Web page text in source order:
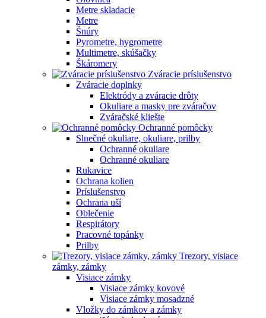
Metre skladacie
Metre
Šnúry
Pyrometre, hygrometre
Multimetre, skúšačky
Škáromery
Zváracie príslušenstvo
Zváracie doplnky
Elektródy a zváracie drôty
Okuliare a masky pre zváračov
Zváračské kliešte
Ochranné pomôcky
Slnečné okuliare, okuliare, prilby
Ochranné okuliare
Ochranné okuliare
Rukavice
Ochrana kolien
Príslušenstvo
Ochrana uší
Oblečenie
Respirátory
Pracovné topánky
Prilby
Trezory, visiace
zámky, zámky
Visiace zámky
Visiace zámky kovové
Visiace zámky mosadzné
Vložky do zámkov a zámky